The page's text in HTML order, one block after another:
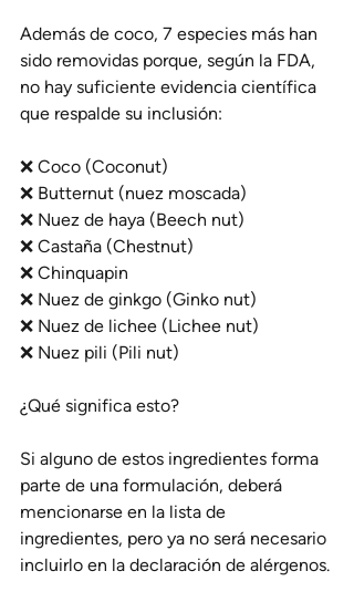
Además de coco, 7 especies más han
sido removidas porque, según la FDA,
no hay suficiente evidencia científica
que respalde su inclusión:
❌ Coco (Coconut)
❌ Butternut (nuez moscada)
❌ Nuez de haya (Beech nut)
❌ Castaña (Chestnut)
❌ Chinquapin
❌ Nuez de ginkgo (Ginko nut)
❌ Nuez de lichee (Lichee nut)
❌ Nuez pili (Pili nut)
¿Qué significa esto?
Si alguno de estos ingredientes forma
parte de una formulación, deberá
mencionarse en la lista de
ingredientes, pero ya no será necesario
incluirlo en la declaración de alérgenos.